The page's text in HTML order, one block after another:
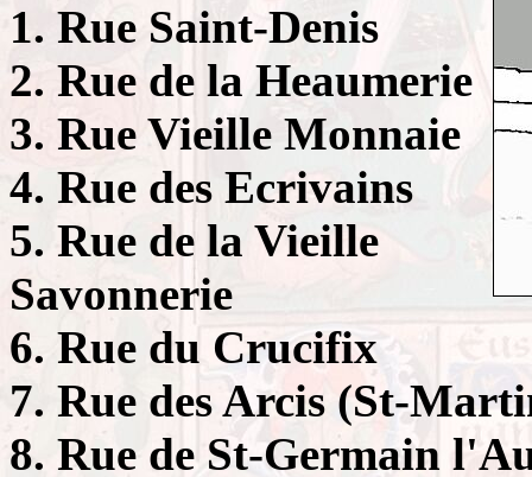
1. Rue Saint-Denis
2. Rue de la Heaumerie
3. Rue Vieille Monnaie
4. Rue des Ecrivains
5. Rue de la Vieille
Savonnerie
6. Rue du Crucifix
7. Rue des Arcis (St-
8. Rue de St-Germain